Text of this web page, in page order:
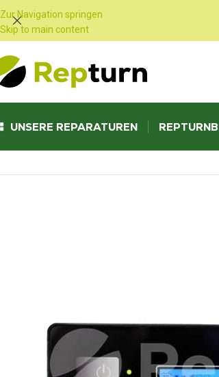
Zur Navigation springen
Skip to main content
UNSERE REPARATUREN REPTURN